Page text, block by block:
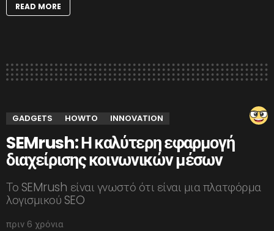
READ MORE
GADGETS HOWTO INNOVATION
SEMrush: Η καλύτερη εφαρμογή
διαχείρισης κοινωνικών μέσων
Το SEMrush είναι γνωστό ότι είναι μια πλατφόρμα
λογισμικού SEO
πριν 6 χρόνια